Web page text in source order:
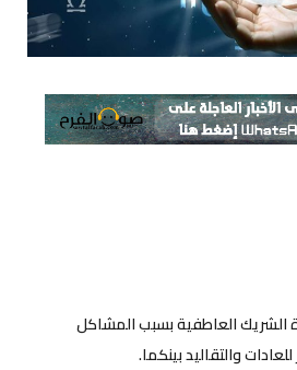
الشريك العاطفية بسبب المشاكل
والتقاليد بينكما.